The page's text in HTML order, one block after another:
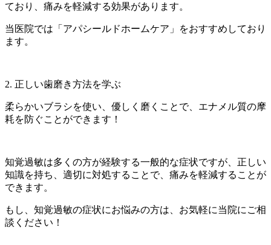
ており、痛みを軽減する効果があります。
当医院では「アパシールドホームケア」をおすすめしており
ます。
2. 正しい歯磨き方法を学ぶ
柔らかいブラシを使い、優しく磨くことで、エナメル質の摩
耗を防ぐことができます！
知覚過敏は多くの方が経験する一般的な症状ですが、正しい
知識を持ち、適切に対処することで、痛みを軽減することが
できます。
もし、知覚過敏の症状にお悩みの方は、お気軽に当院にご相
談ください！